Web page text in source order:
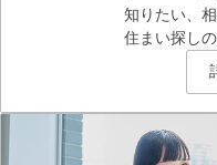
知りたい、
住まい探し